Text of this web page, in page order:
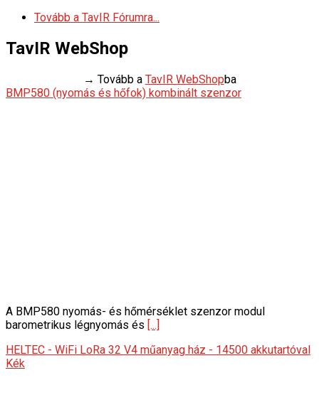
Tovább a TavIR Fórumra...
TavIR WebShop
→ Tovább a TavIR WebShopba
BMP580 (nyomás és hőfok) kombinált szenzor
A BMP580 nyomás- és hőmérséklet szenzor modul
barometrikus légnyomás és [...]
HELTEC - WiFi LoRa 32 V4 műanyag ház - 14500 akkutartóval
Kék